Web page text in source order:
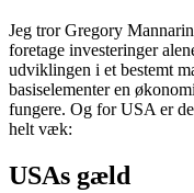
Jeg tror Gregory
foretage investeringer
udviklingen i et bestemt
basiselementer en
fungere. Og for USA er
helt væk:
USAs gæld